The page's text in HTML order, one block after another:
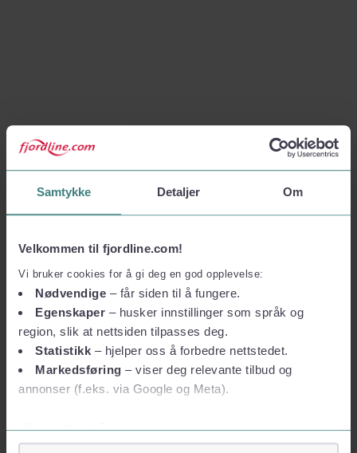
Samtykke Detaljer Om
Velkommen til fjordline.com!
Vi bruker cookies for å gi deg en god opplevelse:
Nødvendige – får siden til å fungere.
Egenskaper – husker innstillinger som språk og
region, slik at nettsiden tilpasses deg.
Statistikk – hjelper oss å forbedre nettstedet.
Markedsføring – viser deg relevante tilbud og
annonser (f.eks. via Google og Meta).
Vil du vite mer?
Om informasjonskapsler